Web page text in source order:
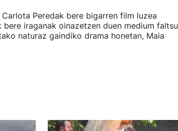
Peredak bere bigarren film luzea
iraganak oinazetzen duen medium faltsu
naturaz gaindiko drama honetan, Maia